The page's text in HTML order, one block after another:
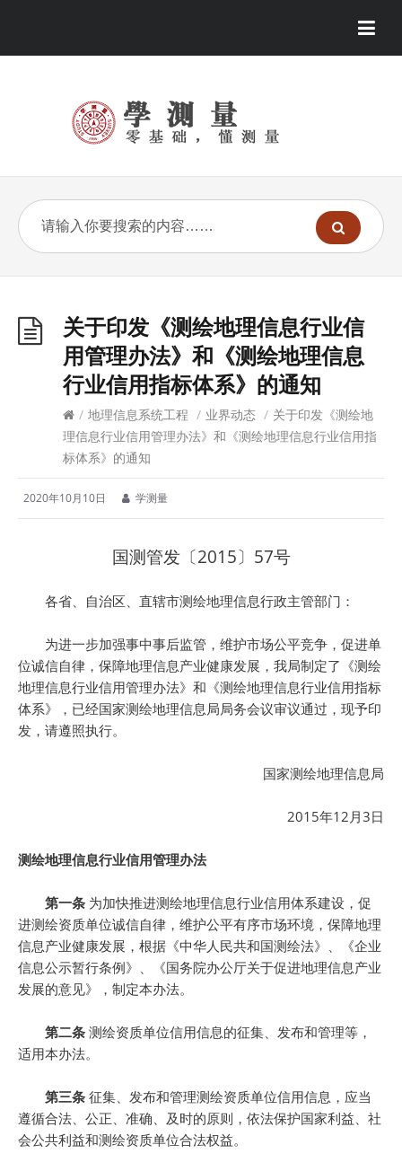
关于印发《测绘地理信息行业信
用管理办法》和《测绘地理信息
行业信用指标体系》的通知
/ 地理信息系统工程 / 业界动态 / 关于印发《测绘地
理信息行业信用管理办法》和《测绘地理信息行业信用指
标体系》的通知
2020年10月10日 学测量
国测管发〔2015〕57号
各省、自治区、直辖市测绘地理信息行政主管部门：
为进一步加强事中事后监管，维护市场公平竞争，促进单
位诚信自律，保障地理信息产业健康发展，我局制定了《测绘
地理信息行业信用管理办法》和《测绘地理信息行业信用指标
体系》，已经国家测绘地理信息局局务会议审议通过，现予印
发，请遵照执行。
国家测绘地理信息局
2015年12月3日
测绘地理信息行业信用管理办法
第一条 为加快推进测绘地理信息行业信用体系建设，促
进测绘资质单位诚信自律，维护公平有序市场环境，保障地理
信息产业健康发展，根据《中华人民共和国测绘法》、《企业
信息公示暂行条例》、《国务院办公厅关于促进地理信息产业
发展的意见》，制定本办法。
第二条 测绘资质单位信用信息的征集、发布和管理等，
适用本办法。
第三条 征集、发布和管理测绘资质单位信用信息，应当
遵循合法、公正、准确、及时的原则，依法保护国家利益、社
会公共利益和测绘资质单位合法权益。